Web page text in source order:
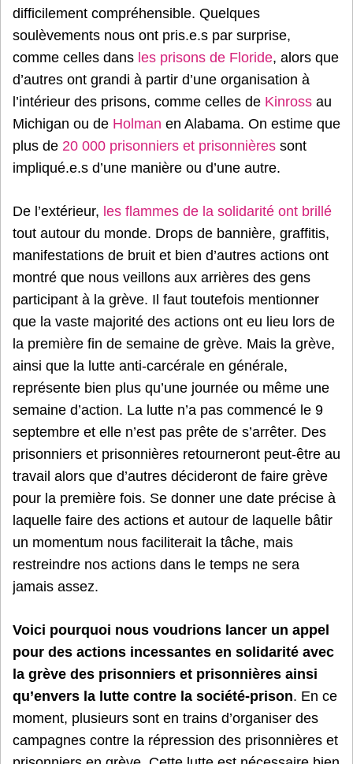
difficilement compréhensible. Quelques
soulèvements nous ont pris.e.s par surprise,
comme celles dans les prisons de Floride, alors que
d’autres ont grandi à partir d’une organisation à
l’intérieur des prisons, comme celles de Kinross au
Michigan ou de Holman en Alabama. On estime que
plus de 20 000 prisonniers et prisonnières sont
impliqué.e.s d’une manière ou d’une autre.
De l’extérieur, les flammes de la solidarité ont brillé
tout autour du monde. Drops de bannière, graffitis,
manifestations de bruit et bien d’autres actions ont
montré que nous veillons aux arrières des gens
participant à la grève. Il faut toutefois mentionner
que la vaste majorité des actions ont eu lieu lors de
la première fin de semaine de grève. Mais la grève,
ainsi que la lutte anti-carcérale en générale,
représente bien plus qu’une journée ou même une
semaine d’action. La lutte n’a pas commencé le 9
septembre et elle n’est pas prête de s’arrêter. Des
prisonniers et prisonnières retourneront peut-être au
travail alors que d’autres décideront de faire grève
pour la première fois. Se donner une date précise à
laquelle faire des actions et autour de laquelle bâtir
un momentum nous faciliterait la tâche, mais
restreindre nos actions dans le temps ne sera
jamais assez.
Voici pourquoi nous voudrions lancer un appel
pour des actions incessantes en solidarité avec
la grève des prisonniers et prisonnières ainsi
qu’envers la lutte contre la société-prison. En ce
moment, plusieurs sont en trains d’organiser des
campagnes contre la répression des prisonnières et